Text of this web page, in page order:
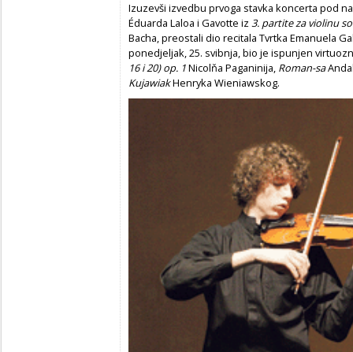
Izuzevši izvedbu prvoga stavka koncerta pod
Éduarda Laloa i Gavotte iz 3. partite za violinu
Bacha, preostali dio recitala Tvrtka Emanuela
ponedjeljak, 25. svibnja, bio je ispunjen
16 i 20) op. 1Nicolňa Paganinija, Roman-sa
KujawiakHenryka Wieniawskog.